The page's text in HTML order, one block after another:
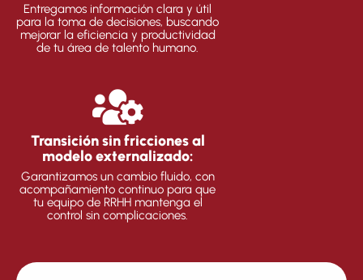
Entregamos información clara y útil
para la toma de decisiones, buscando
mejorar la eficiencia y productividad
de tu área de talento humano.
Transición sin fricciones al
modelo externalizado:
Garantizamos un cambio fluido, con
acompañamiento continuo para que
tu equipo de RRHH mantenga el
control sin complicaciones.